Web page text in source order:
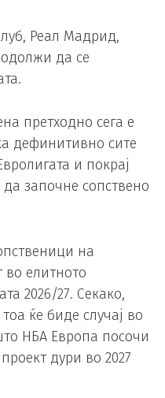
Реал Мадрид,
да се
претходно сега е
дефинитивно сите
и покрај
започне сопствено
на
во елитното
2026/27. Секако,
ќе биде случај во
НБА Европа посочи
дури во 2027